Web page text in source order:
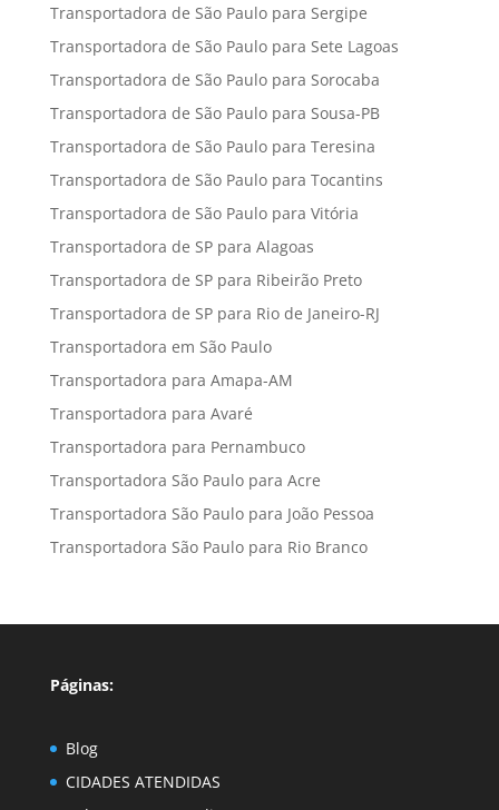
Transportadora de São Paulo para Sergipe
Transportadora de São Paulo para Sete Lagoas
Transportadora de São Paulo para Sorocaba
Transportadora de São Paulo para Sousa-PB
Transportadora de São Paulo para Teresina
Transportadora de São Paulo para Tocantins
Transportadora de São Paulo para Vitória
Transportadora de SP para Alagoas
Transportadora de SP para Ribeirão Preto
Transportadora de SP para Rio de Janeiro-RJ
Transportadora em São Paulo
Transportadora para Amapa-AM
Transportadora para Avaré
Transportadora para Pernambuco
Transportadora São Paulo para Acre
Transportadora São Paulo para João Pessoa
Transportadora São Paulo para Rio Branco
Páginas:
Blog
CIDADES ATENDIDAS